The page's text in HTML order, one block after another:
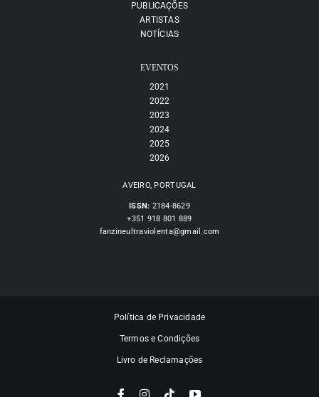
PUBLICAÇÕES
ARTISTAS
NOTÍCIAS
EVENTOS
2021
2022
2023
2024
2025
2026
AVEIRO, PORTUGAL
ISSN: 2184-8629
+351 918 801 889
fanzineultraviolenta@gmail.com
Política de Privacidade
Termos e Condições
Livro de Reclamações